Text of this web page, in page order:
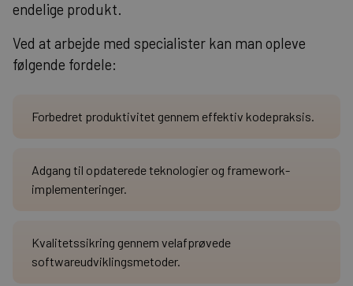
endelige produkt.
Ved at arbejde med specialister kan man opleve
følgende fordele:
Forbedret produktivitet gennem effektiv kodepraksis.
Adgang til opdaterede teknologier og framework-
implementeringer.
Kvalitetssikring gennem velafprøvede
softwareudviklingsmetoder.